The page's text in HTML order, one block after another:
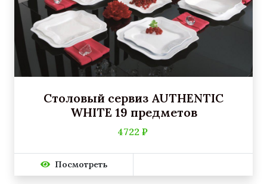
Столовый сервиз AUTHENTIC
WHITE 19 предметов
4722 ₽
Посмотреть